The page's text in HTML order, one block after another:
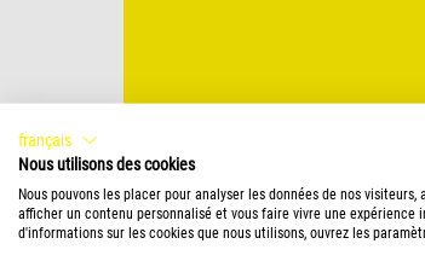
français
Nous utilisons des cookies
Nous pouvons les placer pour analyser les données de nos visiteurs,
afficher un contenu personnalisé et vous faire vivre une expérience
d'informations sur les cookies que nous utilisons, ouvrez les